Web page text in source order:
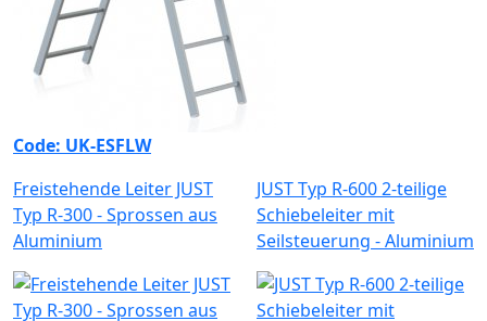
Code: UK-ESFLW
Freistehende Leiter JUST
Typ R-300 - Sprossen aus
Aluminium
JUST Typ R-600 2-teilige
Schiebeleiter mit
Seilsteuerung - Aluminium